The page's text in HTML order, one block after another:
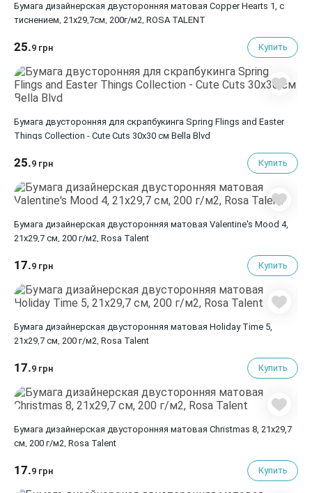
Бумага дизайнерская двусторонняя матовая Copper Hearts 1, с
тиснением, 21х29,7см, 200г/м2, ROSA TALENT
25.9 грн Купить
Бумага двусторонняя для скрапбукинга Spring Flings and Easter
Things Collection - Cute Cuts 30х30 см Bella Blvd
25.9 грн Купить
Бумага дизайнерская двусторонняя матовая Valentine's Mood 4,
21х29,7 см, 200 г/м2, Rosa Talent
17.9 грн Купить
Бумага дизайнерская двусторонняя матовая Holiday Time 5,
21х29,7 см, 200 г/м2, Rosa Talent
17.9 грн Купить
Бумага дизайнерская двусторонняя матовая Christmas 8, 21х29,7
см, 200 г/м2, Rosa Talent
17.9 грн Купить